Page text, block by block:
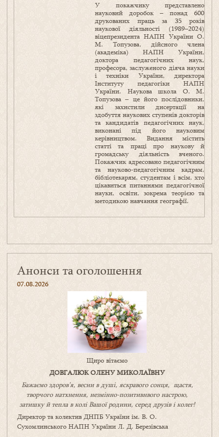
У покажчику представлено
науковий доробок – понад 600
друкованих праць за 35 років
наукової діяльності (1989–2024)
віцепрезидента НАПН України О.
М. Топузова, дійсного члена
(академіка) НАПН України,
доктора педагогічних наук,
професора, заслуженого діяча науки
і техніки України, директора
Інституту педагогіки НАПН
України. Наукова школа О. М.
Топузова – це його послідовники,
які захистили дисертації на
здобуття наукових ступенів докторів
та кандидатів педагогічних наук,
виконані під його науковим
керівництвом. Видання містить
статті та праці про наукову й
громадську діяльність вченого.
Покажчик адресовано педагогічним
та науково-педагогічним кадрам,
бібліотекарям, студентам і всім, хто
цікавиться питаннями педагогічної
науки, освіти, зокрема теорією та
методикою навчання географії.
Анонси та оголошення
07.08.2026
Щиро вітаємо
ДОВГАЛЮК ОЛЕНУ МИКОЛАЇВНУ
Бажаємо здоров’я, весни в душі, яскравого сонця, щастя,
творчого натхнення, незмінно-позитивнвого настрою,
затишкуйтепла в коліВашоїродини, серед друзів і колег!
Директор та колектив ДНПБ України ім. В. О.
Сухомлинського НАПН України Л. Д. Березівська